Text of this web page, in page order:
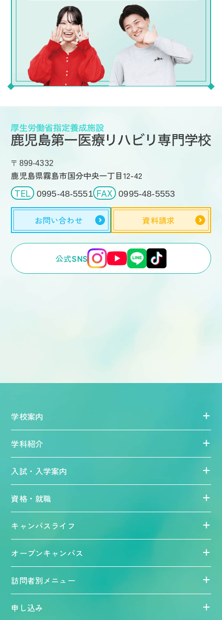
〒899-4332
鹿児島県霧島市国分中央一丁目12-42
TEL 0995-48-5551 FAX 0995-48-5553
お問い合わせ 資料請求
公式SNS
学校案内
学科紹介
入試・入学案内
資格・就職
キャンパスライフ
オープンキャンパス
訪問者別メニュー
申し込み